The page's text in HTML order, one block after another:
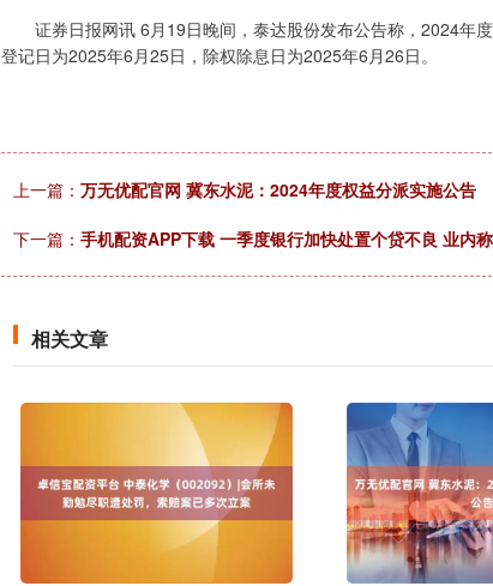
证券日报网讯 6月19日晚间，泰达股份发布公告称，2024年
登记日为2025年6月25日，除权除息日为2025年6月26日。
上一篇： 万无优配官网 冀东水泥：2024年度权益分派实施公告
下一篇： 手机配资APP下载 一季度银行加快处置个贷不良 业内
相关文章